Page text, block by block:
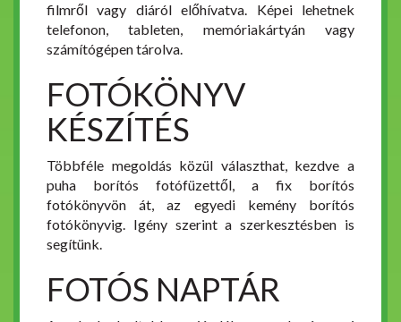
filmről vagy diáról előhívatva. Képei lehetnek
telefonon, tableten, memóriakártyán vagy
számítógépen tárolva.
FOTÓKÖNYV
KÉSZÍTÉS
Többféle megoldás közül választhat, kezdve a
puha borítós fotófüzettől, a fix borítós
fotókönyvön át, az egyedi kemény borítós
fotókönyvig. Igény szerint a szerkesztésben is
segítünk.
FOTÓS NAPTÁR